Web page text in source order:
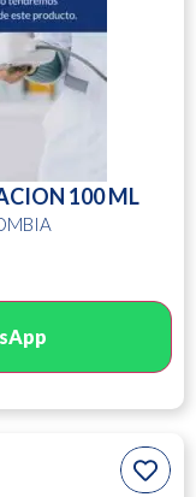
100 ML